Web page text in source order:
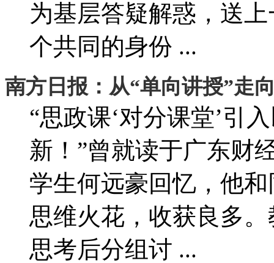
为基层答疑解惑，送
个共同的身份 ...
南方日报：从“单向讲授”走
“思政课‘对分课堂’引
新！”曾就读于广东财
学生何远豪回忆，他
思维火花，收获良多
思考后分组讨 ...